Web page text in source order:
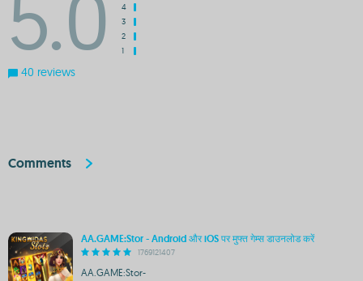
4
3
2
1
40 reviews
Comments
AA.GAME:Stor - Android और iOS पर मुफ्त गेम्स डाउनलोड करें
1769121407
AA.GAME:Stor-